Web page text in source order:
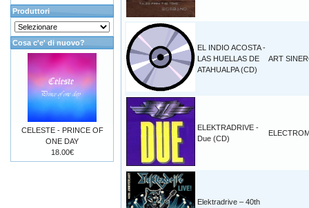
EL INDIO ACOSTA -
LAS HUELLAS DE
ATAHUALPA (CD)
ART
ELEKTRADRIVE -
Due (CD)
Elektradrive – 40th
Produttori
Cosa c'e' di nuovo?
CELESTE - PRINCE OF
ONE DAY
18.00€